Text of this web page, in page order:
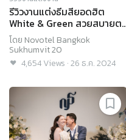
รีวิวงานแต่งธีมสียอดฮิต
White & Green สวยสบายตา
แบบงบไม่บานปลาย
@Novotel Bangkok
Sukhumvit 20
โดย Novotel Bangkok
Sukhumvit 20
4,654Views ·26 ธ.ค. 2024